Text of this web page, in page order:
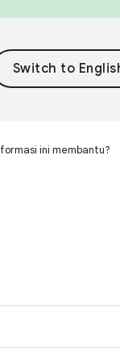
ini membantu?